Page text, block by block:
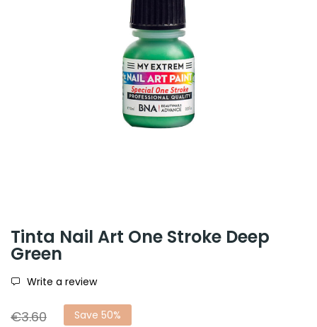
Tinta Nail Art One Stroke Deep
Green
Write a review
€3.60 Save 50%